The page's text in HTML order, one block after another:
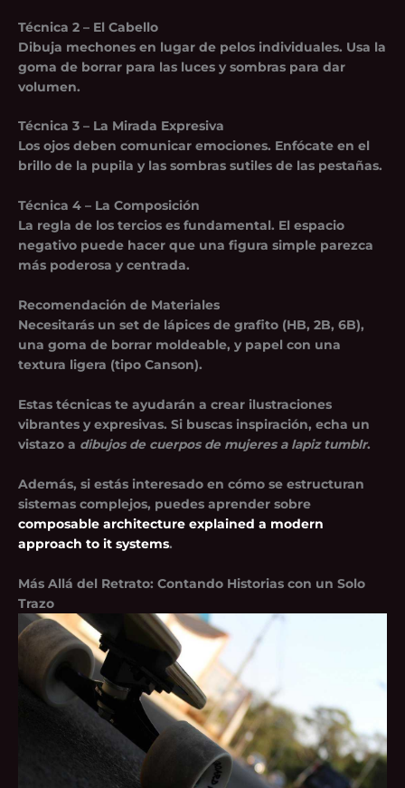
Técnica 2 – El Cabello
Dibuja mechones en lugar de pelos individuales. Usa la
goma de borrar para las luces y sombras para dar
volumen.
Técnica 3 – La Mirada Expresiva
Los ojos deben comunicar emociones. Enfócate en el
brillo de la pupila y las sombras sutiles de las pestañas.
Técnica 4 – La Composición
La regla de los tercios es fundamental. El espacio
negativo puede hacer que una figura simple parezca
más poderosa y centrada.
Recomendación de Materiales
Necesitarás un set de lápices de grafito (HB, 2B, 6B),
una goma de borrar moldeable, y papel con una
textura ligera (tipo Canson).
Estas técnicas te ayudarán a crear ilustraciones
vibrantes y expresivas. Si buscas inspiración, echa un
vistazo a dibujos de cuerpos de mujeres a lapiz tumblr.
Además, si estás interesado en cómo se estructuran
sistemas complejos, puedes aprender sobre
composable architecture explained a modern
approach to it systems.
Más Allá del Retrato: Contando Historias con un Solo
Trazo